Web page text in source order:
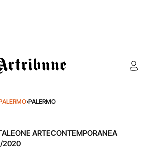
›PALERMO
ARTECONTEMPORANEA
2020